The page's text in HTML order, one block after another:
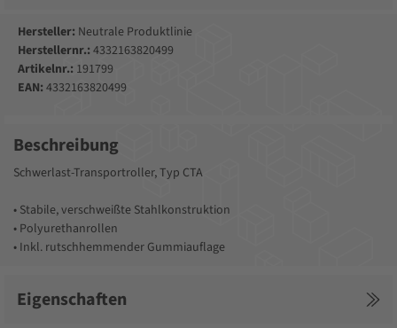
Hersteller: Neutrale Produktlinie
Herstellernr.: 4332163820499
Artikelnr.: 191799
EAN: 4332163820499
Beschreibung
Schwerlast-Transportroller, Typ CTA
• Stabile, verschweißte Stahlkonstruktion
• Polyurethanrollen
• Inkl. rutschhemmender Gummiauflage
Eigenschaften